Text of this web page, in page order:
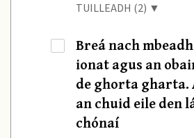
TUILLEADH (2) ▼
Breá nach
ionat agus an
de ghorta gharta.
an chuid eile den
chónaí